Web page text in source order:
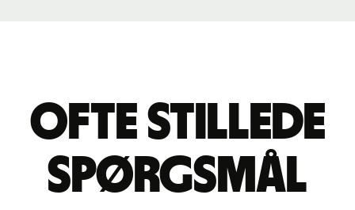
Ofte stillede
spørgsmål